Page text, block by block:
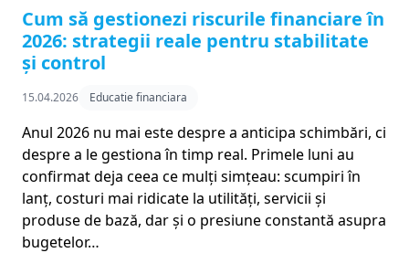
Cum să gestionezi riscurile financiare în
2026: strategii reale pentru stabilitate
și control
15.04.2026 Educatie financiara
Anul 2026 nu mai este despre a anticipa schimbări, ci
despre a le gestiona în timp real. Primele luni au
confirmat deja ceea ce mulți simțeau: scumpiri în
lanț, costuri mai ridicate la utilități, servicii și
produse de bază, dar și o presiune constantă asupra
bugetelor…